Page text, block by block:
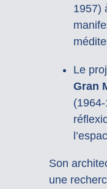
1957)
Le
Gran
Son
une